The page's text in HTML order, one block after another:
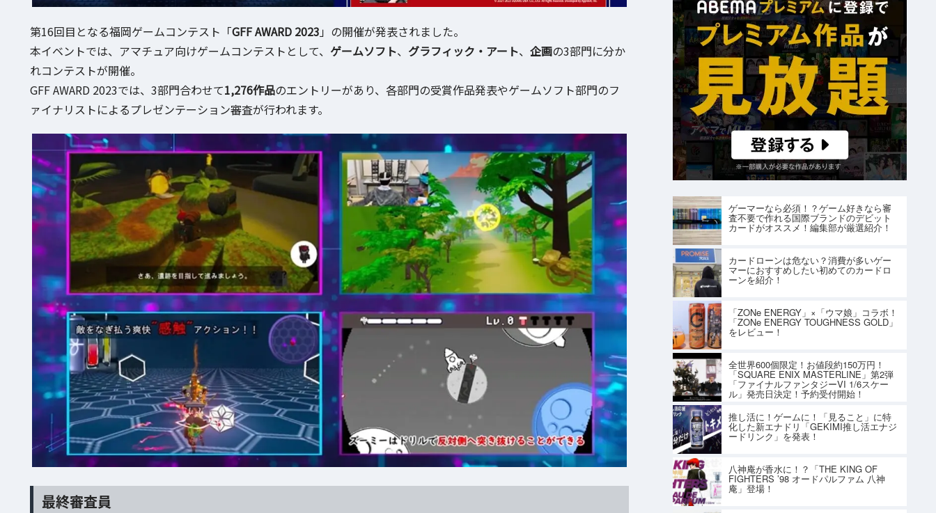
第16回目となる福岡ゲームコンテスト「GFF AWARD 2023 」の開催が発表されました。
本イベントでは、アマチュア向けゲームコンテストとして、 ゲームソフト、 グラフィック・アート、 企画の3部門に分か
れコンテストが開催。
GFF AWARD 2023では、3部門合わせて1,276作品のエントリーがあり、各部門の受賞作品発表やゲームソフト部門のフ
ァイナリストによるプレゼンテーション審査が行われます。
最終審査員
ゲーマーなら必須！？ゲーム好きなら審
査不要で作れる国際ブランドのデビット
カードがオススメ！編集部が厳選紹介！
カードローンは危ない？消費が多いゲー
マーにおすすめしたい初めてのカードロ
ーンを紹介！
「ZONe ENERGY」×「ウマ娘」コラボ！
「ZONe ENERGY TOUGHNESS GOLD」
をレビュー！
全世界600個限定！お値段約150万円！
「SQUARE ENIX MASTERLINE」第2弾
「ファイナルファンタジーVI 1/6スケー
ル」発売日決定！予約受付開始！
推し活に！ゲームに！「見ること」に特
化した新エナドリ「GEKIMI推し活エナジ
ードリンク」を発表！
八神庵が香水に！？「THE KING OF
FIGHTERS ’98 オードパルファム 八神
庵」登場！